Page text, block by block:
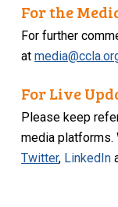
For the
For further
at
For Live
Please keep
media platforms.
Twitter, LinkedIn